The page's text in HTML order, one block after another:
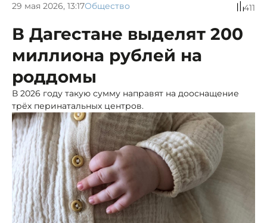
29 мая 2026, 13:17Общество 411
В Дагестане выделят 200
миллиона рублей на
роддомы
В 2026 году такую сумму направят на дооснащение
трёх перинатальных центров.